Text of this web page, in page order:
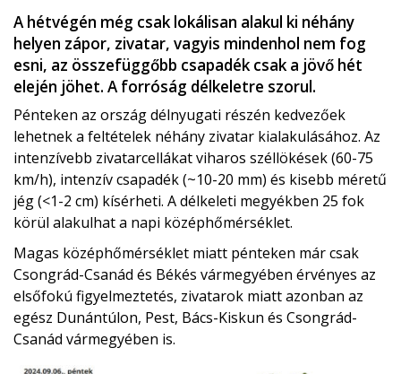
A hétvégén még csak lokálisan alakul ki néhány
helyen zápor, zivatar, vagyis mindenhol nem fog
esni, az összefüggőbb csapadék csak a jövő hét
elején jöhet. A forróság délkeletre szorul.
Pénteken az ország délnyugati részén kedvezőek
lehetnek a feltételek néhány zivatar kialakulásához. Az
intenzívebb zivatarcellákat viharos széllökések (60-75
km/h), intenzív csapadék (~10-20 mm) és kisebb méretű
jég (<1-2 cm) kísérheti. A délkeleti megyékben 25 fok
körül alakulhat a napi középhőmérséklet.
Magas középhőmérséklet miatt pénteken már csak
Csongrád-Csanád és Békés vármegyében érvényes az
elsőfokú figyelmeztetés, zivatarok miatt azonban az
egész Dunántúlon, Pest, Bács-Kiskun és Csongrád-
Csanád vármegyében is.